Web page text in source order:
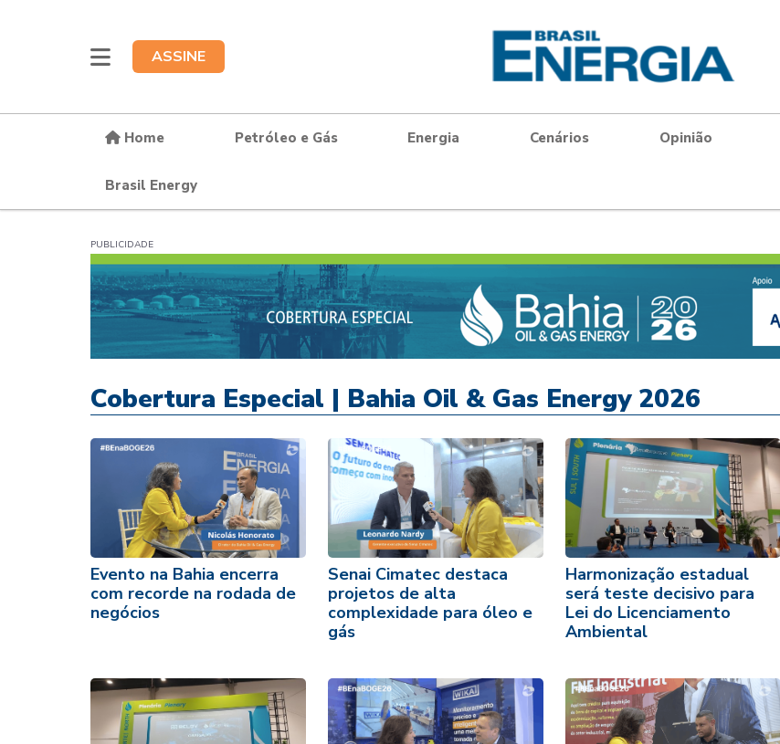
ASSINE
Home Petróleo e Gás Energia Cenários Opinião
Brasil Energy
PUBLICIDADE
Cobertura Especial | Bahia Oil & Gas Energy 2026
Evento na Bahia encerra
com recorde na rodada de
negócios
Senai Cimatec destaca
projetos de alta
complexidade para óleo e
gás
Harmonização estadual
será teste decisivo para
Lei do Licenciamento
Ambiental